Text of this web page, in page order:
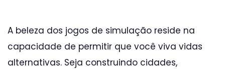
A beleza dos jogos de simulação reside na
capacidade de permitir que você viva vidas
alternativas. Seja construindo cidades,